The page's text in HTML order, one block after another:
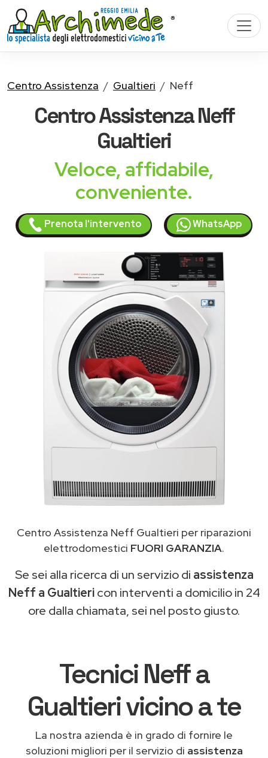
Centro Assistenza Gualtieri Neff
Centro AssistenzaNeff
Gualtieri
Veloce, affidabile,
conveniente.
Prenota l'intervento WhatsApp
Centro Assistenza Neff Gualtieri per riparazioni
elettrodomestici FUORI GARANZIA.
Se sei alla ricerca di un servizio di assistenza
Neff a Gualtiericon interventi a domicilio in 24
ore dalla chiamata, sei nel posto giusto.
Tecnici Neff a
Gualtieri vicino a te
La nostra azienda è in grado di fornire le
soluzioni migliori per il servizio di assistenza